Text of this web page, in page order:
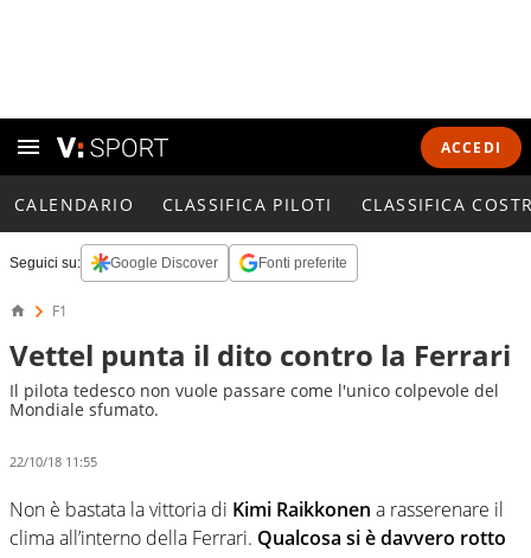
ACCEDI
CALENDARIO CLASSIFICA PILOTI CLASSIFICA
Seguici su: Google Discover Fonti preferite
F1
Vettel punta il dito contro la Ferrari
Il pilota tedesco non vuole passare come l'unico colpevole del
Mondiale sfumato.
22/10/18 11:55
Non è bastata la vittoria di Kimi Raikkonen a rasserenare il
clima all’interno della Ferrari. Qualcosa si è davvero rotto